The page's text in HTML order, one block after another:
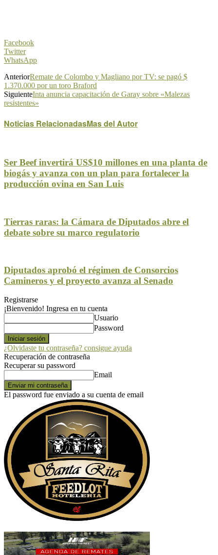
Facebook
Twitter
WhatsApp
AnteriorRemate de Colombo y Magliano por TV: se pagó $
1.370.000 por un toro Braford
SiguienteInta anuncia capacitación de Garay sobre «Malezas
resistentes»
Noticias RelacionadasMas del Autor
Ser Beef invertirá US$10 millones en una planta de
biogás y avanza con un plan para fortalecer la
producción ovina en San Luis
Tierras raras: la Cámara de Diputados abre el
debate sobre su marco regulatorio
Diputados aprobó el régimen de Consorcios
Camineros y el proyecto avanza al Senado
Registrarse
¡Bienvenido! Ingresa en tu cuenta
Usuario
Password
¿Olvidaste tu contraseña? consigue ayuda
Recuperación de contraseña
Recuperar su password
Email
El password fue enviado a su cuenta de email